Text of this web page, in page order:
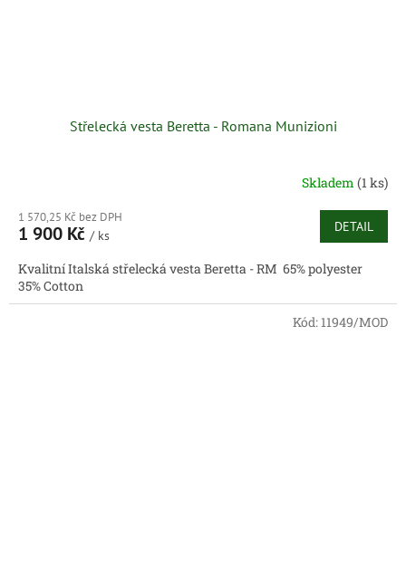
Střelecká vesta Beretta - Romana Munizioni
Skladem (1 ks)
1 570,25 Kč bez DPH
1 900 Kč / ks
DETAIL
Kvalitní Italská střelecká vesta Beretta - RM 65% polyester
35% Cotton
Kód: 11949/MOD